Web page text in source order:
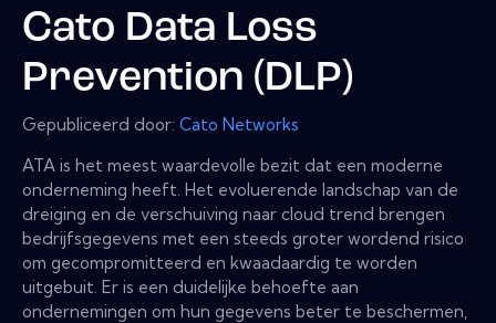
Cato Data Loss
Prevention (DLP)
Gepubliceerd door: Cato Networks
ATA is het meest waardevolle bezit dat een moderne
onderneming heeft. Het evoluerende landschap van de
dreiging en de verschuiving naar cloud trend brengen
bedrijfsgegevens met een steeds groter wordend risico
om gecompromitteerd en kwaadaardig te worden
uitgebuit. Er is een duidelijke behoefte aan
ondernemingen om hun gegevens beter te beschermen,